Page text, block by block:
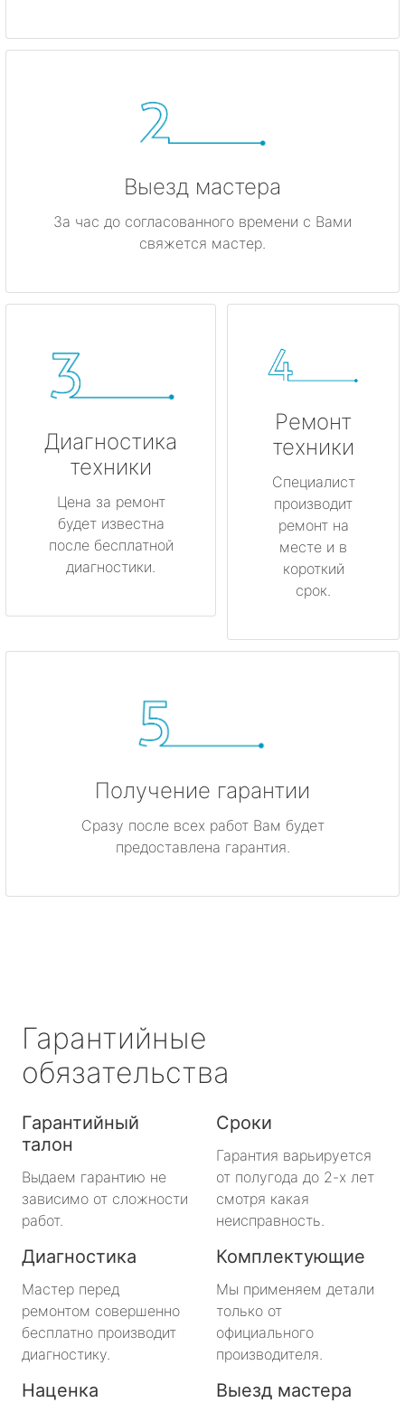
Выезд мастера
За час до согласованного времени с Вами
свяжется мастер.
Диагностика
техники
Цена за ремонт
будет известна
после бесплатной
диагностики.
Ремонт
техники
Специалист
производит
ремонт на
месте и в
короткий
срок.
Получение гарантии
Сразу после всех работ Вам будет
предоставлена гарантия.
Гарантийные
обязательства
Гарантийный
талон
Выдаем гарантию не
зависимо от сложности
работ.
Сроки
Гарантия варьируется
от полугода до 2-х лет
смотря какая
неисправность.
Диагностика
Мастер перед
ремонтом совершенно
бесплатно производит
диагностику.
Комплектующие
Мы применяем детали
только от
официального
производителя.
Наценка Выезд мастера